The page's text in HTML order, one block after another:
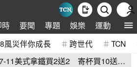
時 要聞 專題 娛樂 運動 全球
風災伴你成長 跨世代 TCN
11美式拿鐵買2送2 寄杯買10送